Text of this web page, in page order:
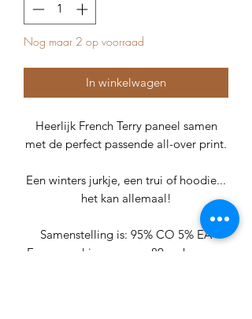
Nog maar 2 op voorraad
In winkelwagen
Heerlijk French Terry paneel samen
met de perfect passende all-over print.
Een winters jurkje, een trui of hoodie...
het kan allemaal!
Samenstelling is: 95% CO 5% EA
Een paneel is ongeveer 80cm hoog en